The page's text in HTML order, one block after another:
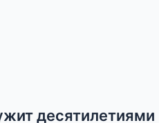
десятилетиями